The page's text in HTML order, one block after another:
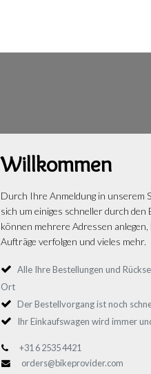
Willkommen
Durch Ihre Anmeldung in unserem
sich um einiges schneller durch den
können mehrere Adressen
Aufträge verfolgen und vieles mehr.
Alle Ihre Bestellungen und
Ort
Der Bestellvorgang ist noch
Ihr Einkaufswagen wird immer
+31 6 2535 4421
orders@bikeprovider.com